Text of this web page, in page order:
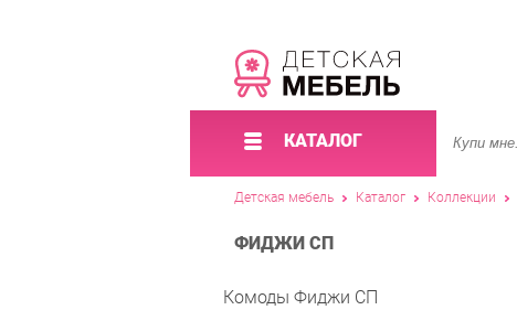
КАТАЛОГ
Детская мебель Каталог Коллекции
ФИДЖИ СП
Комоды Фиджи СП